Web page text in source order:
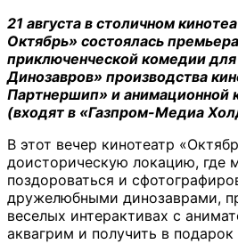
21 августа в столичном
Октябрь» состоялась
приключенческой комедии
Динозавров» производства
Партнершип» и анимационной
(входят в «Газпром-Медиа
В этот вечер кинотеатр
доисторическую локацию, где
поздороваться и
дружелюбными динозаврами,
веселых интерактивах с
аквагрим и получить в